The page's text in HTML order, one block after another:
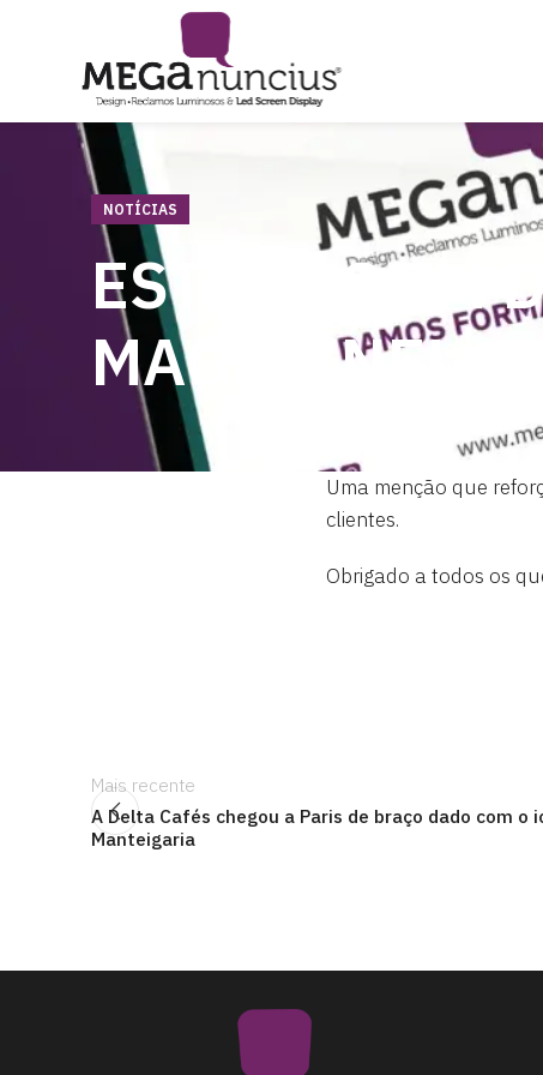
NOTÍCIAS
ESTAMOS EM
MAGAZINE!
Uma menção que
clientes.
Obrigado a todos os
Mais recente
A Delta Cafés chegou a Paris de braço dado com o
Manteigaria